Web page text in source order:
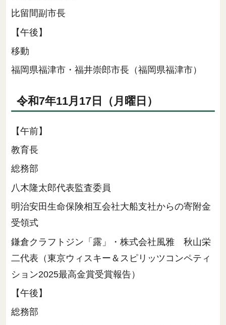
比留間副市長
【午後】
移動
福岡県福津市・福井崇郎市長（福岡県福津市）
令和7年11月17日（月曜日）
【午前】
教育長
総務部
八木隆太郎代表監査委員
明治安田生命保険相互会社大船支社からの寄附金
受領式
鎌倉クラフトジン「露」・株式会社風雅 秋山栄
二代表（東京ウィスキー＆スピリッツコンペティ
ション2025最高金賞受賞報告）
【午後】
総務部